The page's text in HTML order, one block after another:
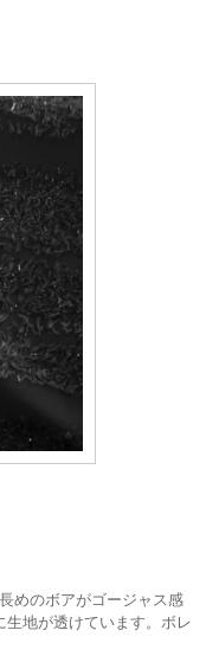
めのボアがゴージャス感
地が透けています。ボレ